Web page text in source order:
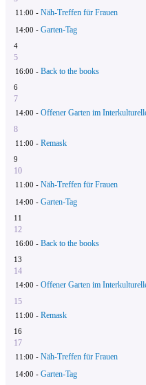
11:00 - Näh-Treffen für Frauen
14:00 - Garten-Tag
4
5
16:00 - Back to the books
6
7
14:00 - Offener Garten im
8
11:00 - Remask
9
10
11:00 - Näh-Treffen für Frauen
14:00 - Garten-Tag
11
12
16:00 - Back to the books
13
14
14:00 - Offener Garten im
15
11:00 - Remask
16
17
11:00 - Näh-Treffen für Frauen
14:00 - Garten-Tag